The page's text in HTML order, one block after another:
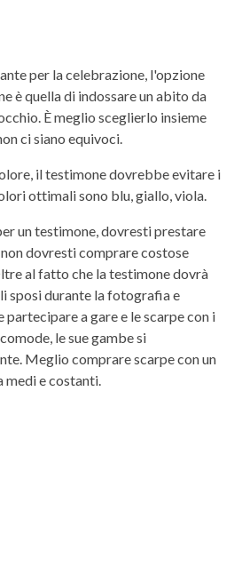
per la celebrazione, l'opzione
è quella di indossare un abito da
È meglio sceglierlo insieme
ci siano equivoci.
il testimone dovrebbe evitare i
ottimali sono blu, giallo, viola.
un testimone, dovresti prestare
dovresti comprare costose
al fatto che la testimone dovrà
sposi durante la fotografia e
partecipare a gare e le scarpe con i
le sue gambe si
Meglio comprare scarpe con un
e costanti.